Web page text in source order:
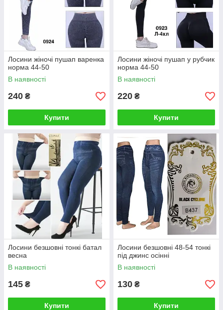
Лосини жіночі пушап варенка
норма 44-50
В наявності
240 ₴
Купити
Лосини жіночі пушап у рубчик
норма 44-50
В наявності
220 ₴
Купити
Лосини безшовні тонкі батал
весна
В наявності
145 ₴
Купити
Лосини безшовні 48-54 тонкі
під джинс осінні
В наявності
130 ₴
Купити